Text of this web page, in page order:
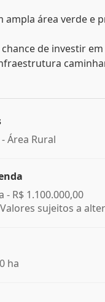
ampla área verde e
de investir
Área Rural
- R$ 1.100.000,00
sujeitos a
ha